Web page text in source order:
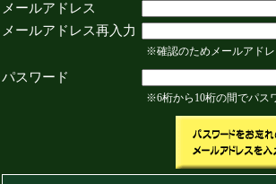
メールアドレス
メールアドレス再入力
※確認のためメールアド
パスワード
※6桁から10桁の間でパス